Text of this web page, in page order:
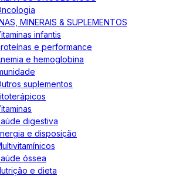
MINERAIS & SUPLEMENTOS
infantis
e performance
e hemoglobina
suplementos
digestiva
e disposição
óssea
e dieta